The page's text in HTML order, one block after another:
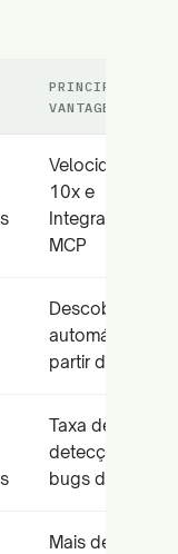
PRINCIPAL
VANTAGEM
Velocidade
10x e
Integração
MCP
Descoberta
automática a
partir da URL
Taxa de
detecção de
bugs de 95%
Mais de